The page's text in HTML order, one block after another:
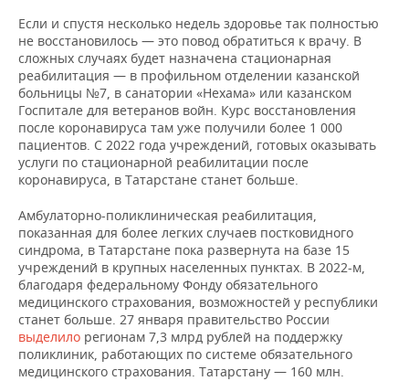
Если и спустя несколько недель здоровье так полностью
не восстановилось — это повод обратиться к врачу. В
сложных случаях будет назначена стационарная
реабилитация — в профильном отделении казанской
больницы №7, в санатории «Нехама» или казанском
Госпитале для ветеранов войн. Курс восстановления
после коронавируса там уже получили более 1 000
пациентов. С 2022 года учреждений, готовых оказывать
услуги по стационарной реабилитации после
коронавируса, в Татарстане станет больше.
Амбулаторно-поликлиническая реабилитация,
показанная для более легких случаев постковидного
синдрома, в Татарстане пока развернута на базе 15
учреждений в крупных населенных пунктах. В 2022-м,
благодаря федеральному Фонду обязательного
медицинского страхования, возможностей у республики
станет больше. 27 января правительство России
выделило регионам 7,3 млрд рублей на поддержку
поликлиник, работающих по системе обязательного
медицинского страхования. Татарстану — 160 млн.